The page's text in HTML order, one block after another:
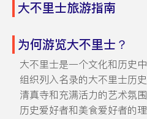
大不里士旅游指南
为何游览大不里士？
大不里士是一个文化和历史
组织列入名录的大不里士历
清真寺和充满活力的艺术氛
历史爱好者和美食爱好者的